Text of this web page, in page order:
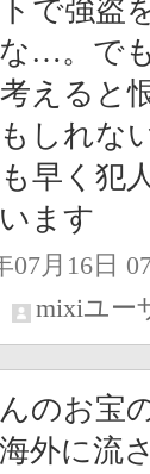
で強盗
…。で
えると
しれな
早く犯
ます
07月16日
mixiユー
のお宝
外に流